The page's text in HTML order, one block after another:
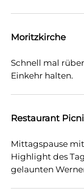
Moritzkirche
Schnell mal
Einkehr halten.
Restaurant
Mittagspause
Highlight des
gelaunten